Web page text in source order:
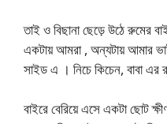
তাই ও বিছানা ছেড়ে উঠে রুমের
একটায় আমরা , অন্যটায় আমার
সাইড এ । নিচে কিচেন, বাবা এর
বাইরে বেরিয়ে এসে একটা ছোট